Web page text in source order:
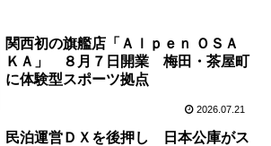
関西初の旗艦店「Ａｌｐｅｎ ＯＳＡ
ＫＡ」 ８月７日開業 梅田・茶屋町
に体験型スポーツ拠点
2026.07.21
民泊運営ＤＸを後押し 日本公庫がス